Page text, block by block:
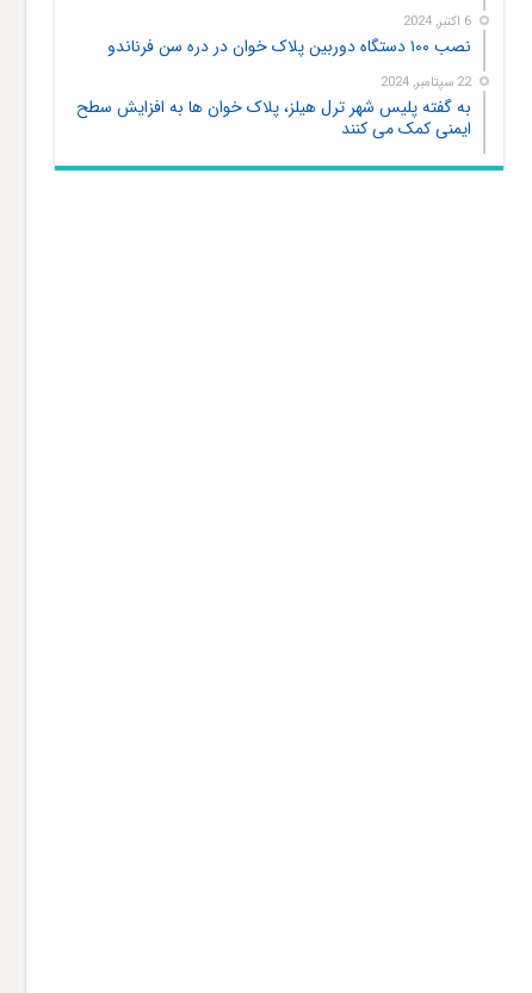
6 اکتبر, 2024
نصب ۱۰۰ دستگاه دوربین پلاک خوان در دره سن فرناندو
22 سپتامبر, 2024
به گفته پلیس شهر ترل هیلز، پلاک‌ خوان‌ ها به افزایش سطح
ایمنی کمک می کنند